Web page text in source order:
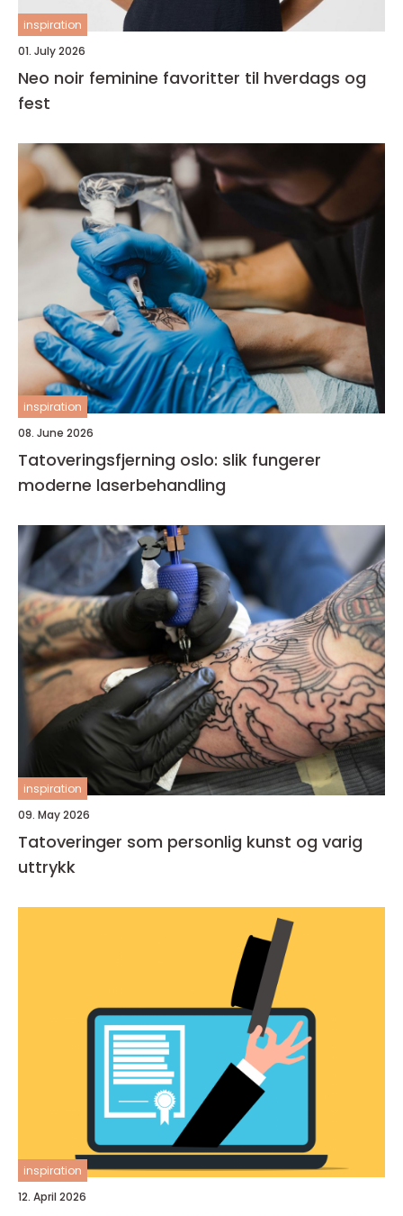
inspiration
01. July 2026
Neo noir feminine favoritter til hverdags og
fest
inspiration
08. June 2026
Tatoveringsfjerning oslo: slik fungerer
moderne laserbehandling
inspiration
09. May 2026
Tatoveringer som personlig kunst og varig
uttrykk
inspiration
12. April 2026